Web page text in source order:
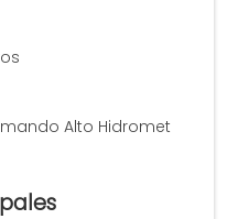
Alto Hidromet